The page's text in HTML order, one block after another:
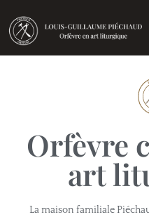
Orfèvre
art
La maison familiale